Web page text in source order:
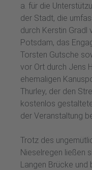
a. für die
der Stadt, die
durch Kerstin Gradl
Potsdam, das
Torsten Gutsche
vor Ort durch Jens
ehemaligen
Thurley, der den
kostenlos
der Veranstaltung
Trotz des
Nieselregen ließen
Langen Brücke und